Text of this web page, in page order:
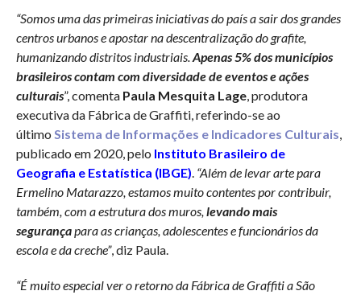
“Somos uma das primeiras iniciativas do país a sair dos grandes
centros urbanos e apostar na descentralização do grafite,
humanizando distritos industriais. Apenas 5% dos municípios
brasileiros contam com diversidade de eventos e ações
culturais”, comenta Paula Mesquita Lage, produtora
executiva da Fábrica de Graffiti, referindo-se ao
último Sistema de Informações e Indicadores Culturais
publicado em 2020, pelo Instituto Brasileiro de
Geografia e Estatística (IBGE) “Além de levar arte para
Ermelino Matarazzo, estamos muito contentes por contribuir,
também, com a estrutura dos muros, levando mais
segurançapara as crianças, adolescentes e funcionários da
escola e da creche”, diz Paula.
“É muito especial ver o retorno da Fábrica deGraffitia São